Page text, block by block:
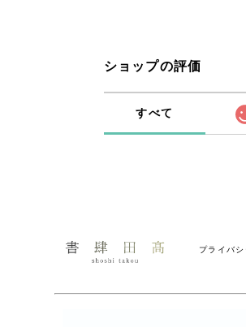
ショップの評価
すべて
プライバ